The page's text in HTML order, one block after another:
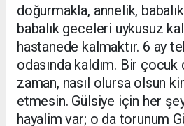
doğurmakla, annelik,
babalık geceleri uykusuz
hastanede kalmaktır. 6 ay
odasında kaldım. Bir çocuk
zaman, nasıl olursa olsun
etmesin. Gülsiye için her
hayalim var; o da torunum